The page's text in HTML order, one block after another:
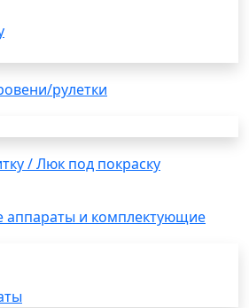
рулетки
/ Люк под покраску
аппараты и комплектующие